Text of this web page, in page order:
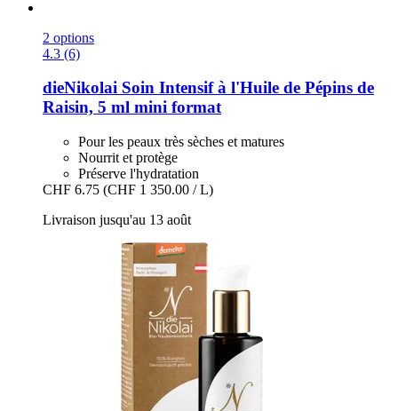
2 options
4.3 (6)
dieNikolai Soin Intensif à l'Huile de Pépins de
Raisin, 5 ml mini format
Pour les peaux très sèches et matures
Nourrit et protège
Préserve l'hydratation
CHF 6.75 (CHF 1 350.00 / L)
Livraison jusqu'au 13 août